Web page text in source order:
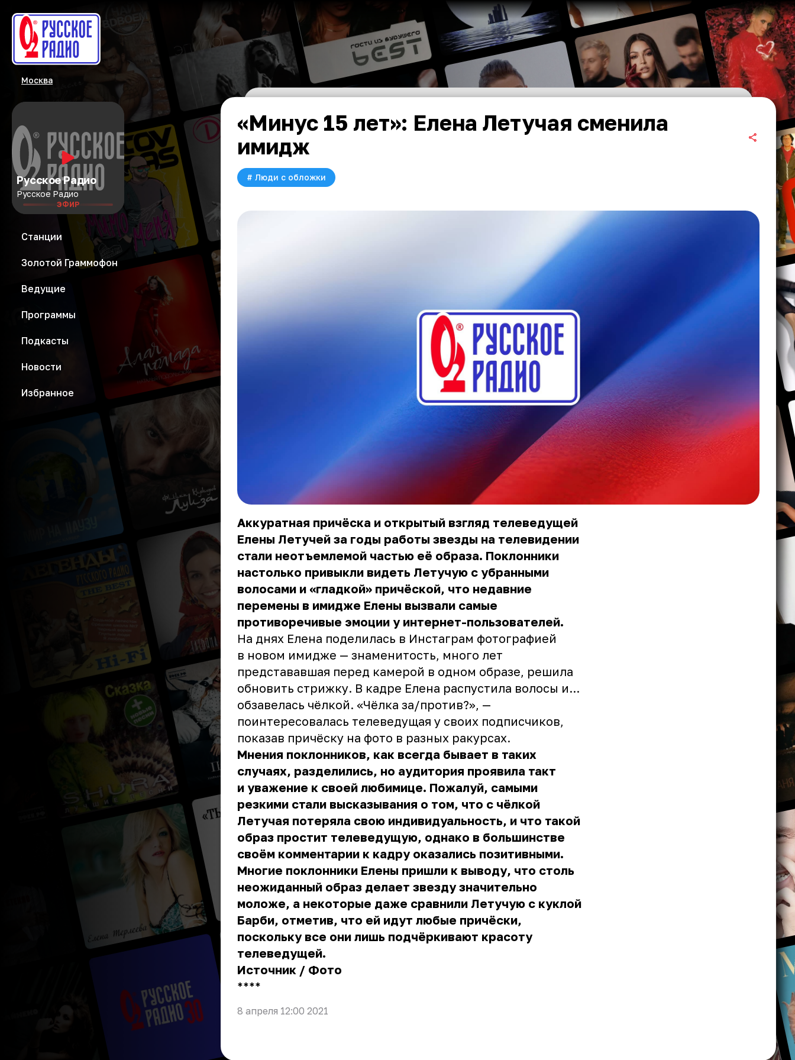
Москва
Русское Радио
Русское Радио
ЭФИР
Станции
Золотой Граммофон
Ведущие
Программы
Подкасты
Новости
Избранное
«Минус 15 лет»: Елена Летучая сменила
имидж
# Люди с обложки
Аккуратная причёска и открытый взгляд телеведущей
Елены Летучей за годы работы звезды на телевидении
стали неотъемлемой частью её образа. Поклонники
настолько привыкли видеть Летучую с убранными
волосами и «гладкой» причёской, что недавние
перемены в имидже Елены вызвали самые
противоречивые эмоции у интернет-пользователей.
На днях Елена поделилась в Инстаграм фотографией
в новом имидже — знаменитость, много лет
представавшая перед камерой в одном образе, решила
обновить стрижку. В кадре Елена распустила волосы и...
обзавелась чёлкой. «Чёлка за/против?», —
поинтересовалась телеведущая у своих подписчиков,
показав причёску на фото в разных ракурсах.
Мнения поклонников, как всегда бывает в таких
случаях, разделились, но аудитория проявила такт
и уважение к своей любимице. Пожалуй, самыми
резкими стали высказывания о том, что с чёлкой
Летучая потеряла свою индивидуальность, и что такой
образ простит телеведущую, однако в большинстве
своём комментарии к кадру оказались позитивными.
Многие поклонники Елены пришли к выводу, что столь
неожиданный образ делает звезду значительно
моложе, а некоторые даже сравнили Летучую с куклой
Барби, отметив, что ей идут любые причёски,
поскольку все они лишь подчёркивают красоту
телеведущей.
Источник / Фото
** **
8 апреля 12:00 2021